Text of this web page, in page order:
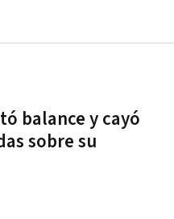
balance y cayó
sobre su